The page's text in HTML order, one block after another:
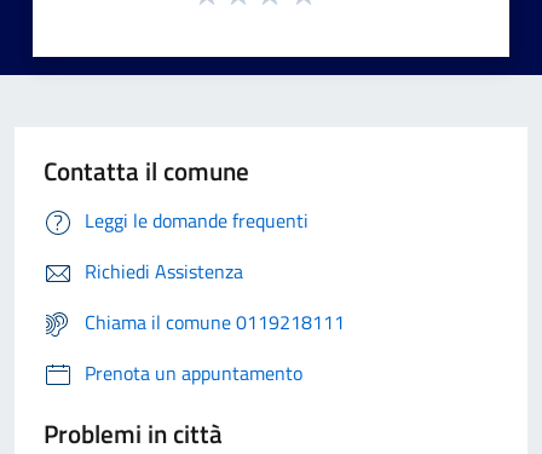
Contatta il comune
Leggi le domande frequenti
Richiedi Assistenza
Chiama il comune 0119218111
Prenota un appuntamento
Problemi in città